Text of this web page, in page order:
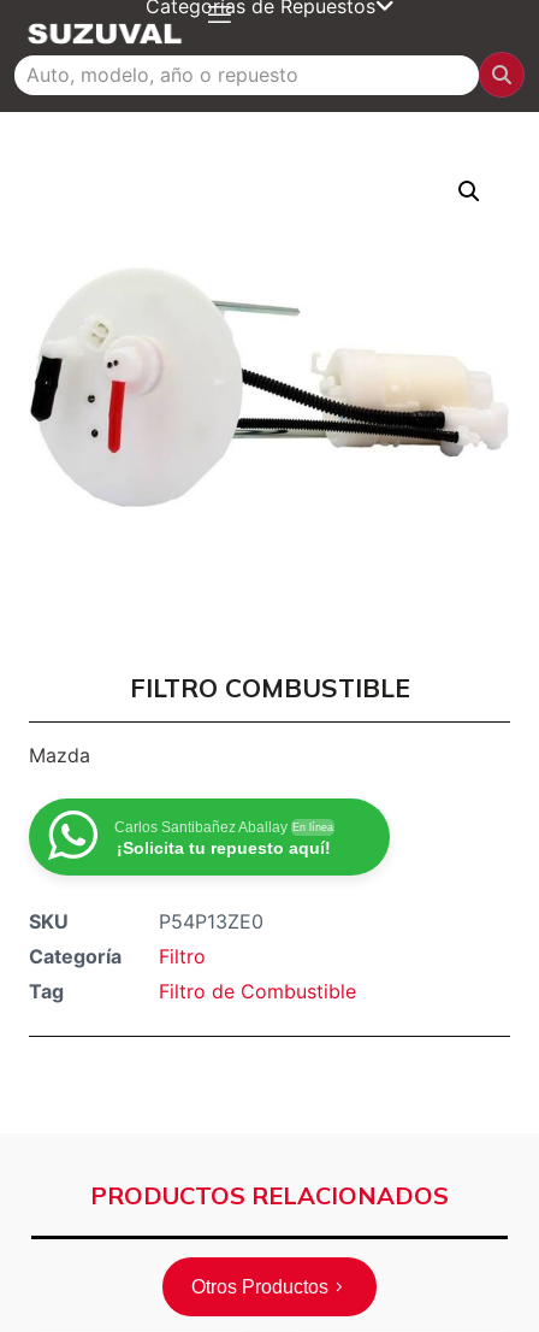
Categorías de Repuestos
FILTRO COMBUSTIBLE
Mazda
Carlos Santibañez Aballay En línea
¡Solicita tu repuesto aquí!
SKU
P54P13ZE0
Categoría
Filtro
Tag
Filtro de Combustible
PRODUCTOS RELACIONADOS
Otros Productos